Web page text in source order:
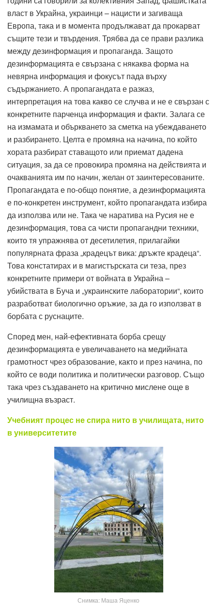
власт в Украйна, украинци – нацисти и загиваща
Европа, така и в момента продължават да прокарват
същите тези и твърдения. Трябва да се прави разлика
между дезинформация и пропаганда. Защото
дезинформацията е свързана с някаква форма на
невярна информация и фокусът пада върху
съдържанието. А пропагандата е разказ,
интерпретация на това какво се случва и не е свързан с
конкретните парченца информация и факти. Залага се
на измамата и объркването за сметка на убеждаването
и разбирането. Целта е промяна на начина, по който
хората разбират ставащото или приемат дадена
ситуация, за да се провокира промяна на действията и
очакванията им по начин, желан от заинтересованите.
Пропагандата е по-общо понятие, а дезинформацията
е по-конкретен инструмент, който пропагандата избира
да използва или не. Така че наратива на Русия не е
дезинформация, това са чисти пропагандни техники,
които тя упражнява от десетилетия, прилагайки
популярната фраза „крадецът вика: дръжте крадеца“.
Това констатирах и в магистърската си теза, през
конкретните примери от войната в Украйна –
убийствата в Буча и „украинските лаборатории“, които
разработват биологично оръжие, за да го използват в
борбата с руснаците.
Според мен, най-ефективната борба срещу
дезинформацията е увеличаването на медийната
грамотност чрез образование, както и през начина, по
който се води политика и политически разговор. Също
така чрез създаването на критично мислене още в
училищна възраст.
Учебният процес не спира нито в училищата, нито
в университетите
Снимка: Маша Яценко